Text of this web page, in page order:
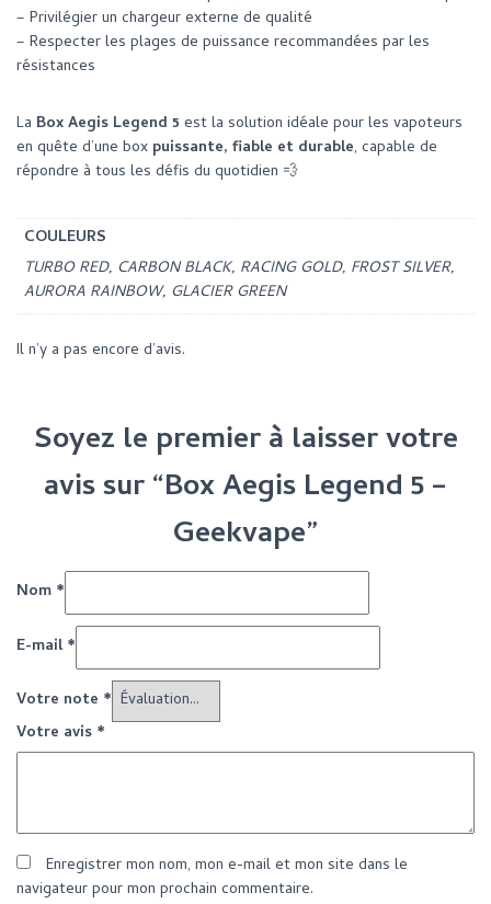
– Privilégier un chargeur externe de qualité
– Respecter les plages de puissance recommandées par les
résistances
La Box Aegis Legend 5 est la solution idéale pour les vapoteurs
en quête d’une box puissante, fiable et durable, capable de
répondre à tous les défis du quotidien 💨
COULEURS
TURBO RED, CARBON BLACK, RACING GOLD, FROST SILVER,
AURORA RAINBOW, GLACIER GREEN
Il n’y a pas encore d’avis.
Soyez le premier à laisser votre
avis sur “Box Aegis Legend 5 –
Geekvape”
Nom *
E-mail*
Votre note *
Votre avis *
Enregistrer mon nom, mon e-mail et mon site dans le
navigateur pour mon prochain commentaire.